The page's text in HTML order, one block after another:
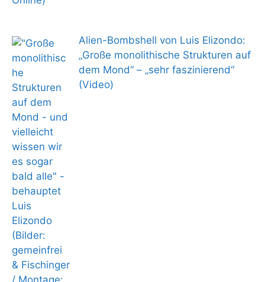
Alien-Bombshell von Luis Elizondo:
„Große monolithische Strukturen auf
dem Mond“ – „sehr faszinierend“
(Video)